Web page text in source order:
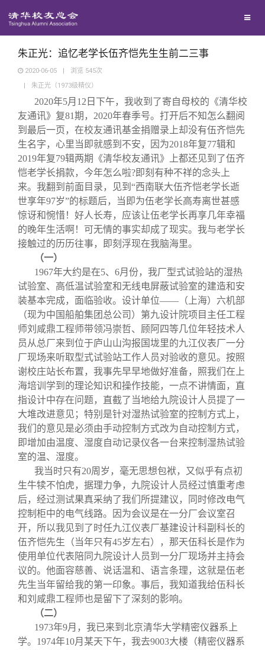
西南联大校友会
义工计划
新媒体平台
青春风采
校友讲坛
校友视界
校友服务
终身学习
信息化服务
三创大赛
实用信息
校友总会
总会简介
会长致辞
总会章程
理事会名单
制度法规
联系我们
关闭
朱正光：追忆老学长伍齐恺先生生前二三事
2020-06-05 | 浏览 545次
|
朱正光（1973级精仪）
2020年5月12日下午，我收到了寄自母校的《清华校
友通讯》复81期，2020年春季号。打开后不知怎么翻阅
到最后一页，在校友通讯基金捐赠录上却没有伍齐恺先
生名字，心里当即就感到不安，因为2018年复77辑和
2019年复79辑两期《清华校友通讯》上都还见到了伍齐
恺老学长捐款，今年怎么啦?即刻有种不祥的念头上
来。我翻到前面目录，见到“西南联大伍齐恺老学长逝
世享年97岁”的标题后，当即为伍老学长高寿离世甚感
惊讶和惋惜！好人长寿，应该让伍老学长再享几年幸福
的晚年生活啊！可无情的事实却成了现实。我与老学长
接触过的历历往事，即刻浮现在我脑海里。
（一）
1967年大约是在5、6月份，我厂型式试验站的湿热
试验室、高低温试验室和无线电屏蔽试验室的建造和安
装基本完成，面临验收。设计单位——（上海）六机部
（现为中国船舶集团总公司）第九设计院项目主任工程
师刘咸鼎工程师带领冯崇哲、顾阿四等几位年轻技术人
员从总厂来到位于庐山山沟报国垅里的九江仪表厂一分
厂现场来听取型式试验站工作人员对验收的意见。按照
谢校庄站长布置，我事先早早地做好准备，照我们在上
海培训学到的理论知识和操作技能，一点不讲情面，直
指设计中存在问题，直截了当地给九院设计人员提了一
大堆改进意见；特别是针对湿热试验室的控制方式上，
我们的意见是必须由手动控制方式改为自动控制方式，
即增加由温度、湿度自动记录仪各一台来控制湿热试验
室的温、湿度。
我当时只有20周岁，毫无思想包袱，又似乎有点初
生牛犊不怕虎，据理力争，九院设计人员经过慎重考虑
后，经过测试果真采纳了我们所提建议，同时修改电气
控制柜中的电气线路。因为会议是在一分厂会议室召
开，所以我见到了时任九江仪表厂基建设计科副科长的
伍齐恺先生（当年只有45岁左右），那天伍科长是作为
使用单位代表陪同九院设计人员到一分厂现场并主持会
议的。他面容慈善、说话温和、语言条理，这就是伍老
先生当年留给我的第一印象。事后，我知道我给伍科长
和刘咸鼎工程师也是留下了深刻的影响。
（二）
1973年9月，我已来到北京清华大学精密仪器系上
学。1974年10月某天下午，我去9003大楼（精密仪器系